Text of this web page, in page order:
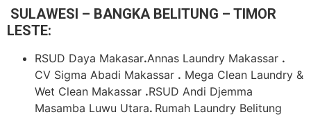
SULAWESI – BANGKA BELITUNG – TIMOR
LESTE:
RSUD Daya Makasar.Annas Laundry Makassar .
CV Sigma Abadi Makassar . Mega Clean Laundry &
Wet Clean Makassar .RSUD Andi Djemma
Masamba Luwu Utara. Rumah Laundry Belitung